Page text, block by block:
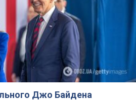
Джо Байдена